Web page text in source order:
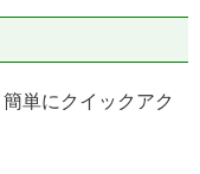
単にクイックアク